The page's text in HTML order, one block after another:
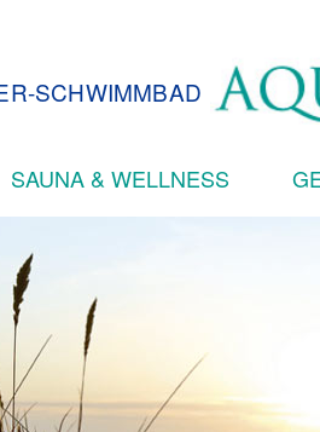
SCHWIMMBAD
SAUNA & WELLNESS